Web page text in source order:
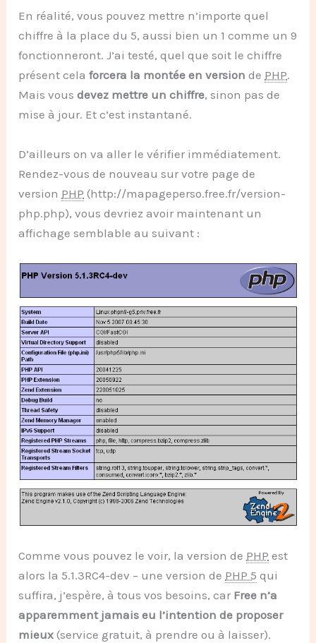
En réalité, vous pouvez mettre n’importe quel
chiffre à la place du 5, aussi bien un 1 comme un 9
fonctionneront. J’ai testé, quel que soit le chiffre
présent celaforcera la montée en version de PHP.
Mais vousdevez mettre un chiffre, sinon pas de
mise à jour. Et c’est instantané.
D’ailleurs on va aller le vérifier immédiatement.
Rendez-vous de nouveau sur votre page de
version PHP (http://mapageperso.free.fr/version-
php.php), vous devriez avoir maintenant un
affichage semblable au suivant :
Comme vous pouvez le voir, la version de PHP est
alors la 5.1.3RC4-dev – une version de PHP 5 qui
suffira, j’espère, à tous vos besoins, car Free n’a
apparemment jamais eu l’intention de proposer
mieux (service gratuit, à prendre ou à laisser).